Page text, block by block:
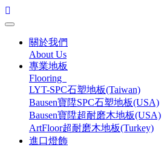
關於我們
About Us
專業地板
Flooring
LYT-SPC石塑地板(Taiwan)
Bausen寶陞SPC石塑地板(USA)
Bausen寶陞超耐磨木地板(USA)
ArtFloor超耐磨木地板(Turkey)
進口燈飾